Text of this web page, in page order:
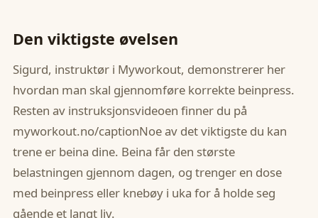
Den viktigste øvelsen
Sigurd, instruktør i Myworkout, demonstrerer her
hvordan man skal gjennomføre korrekte beinpress.
Resten av instruksjonsvideoen finner du på
myworkout.no/captionNoe av det viktigste du kan
trene er beina dine. Beina får den største
belastningen gjennom dagen, og trenger en dose
med beinpress eller knebøy i uka for å holde seg
gående et langt liv.